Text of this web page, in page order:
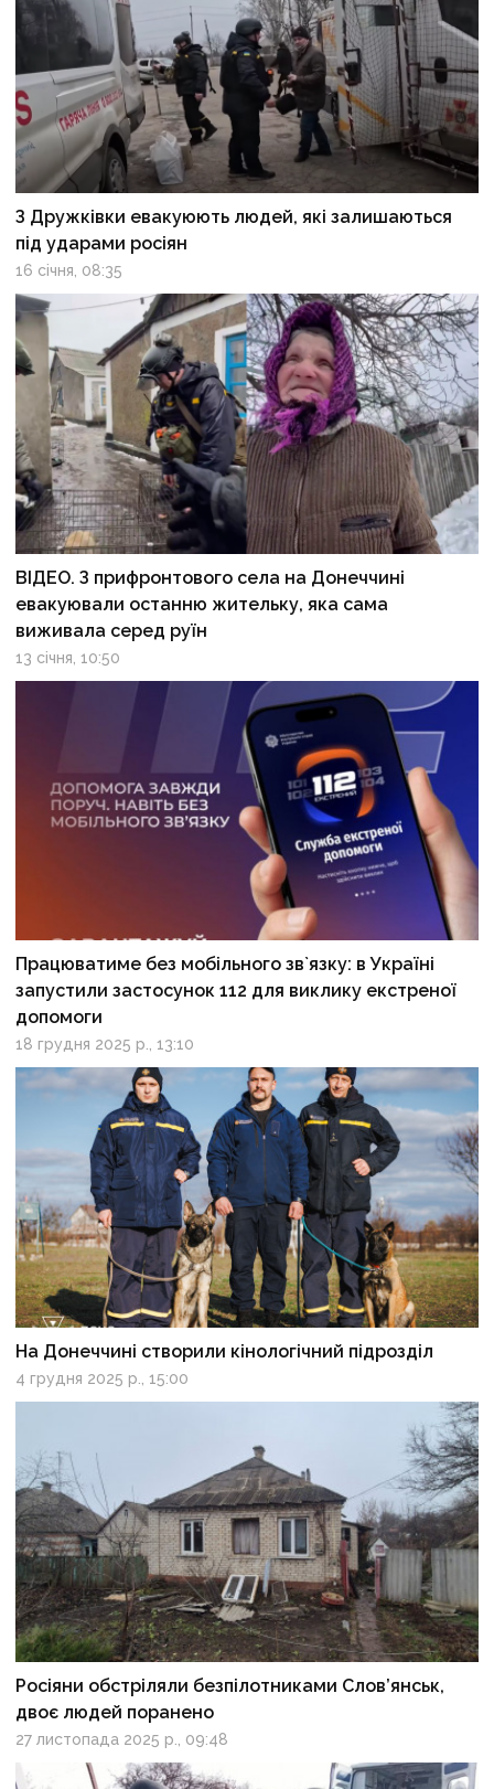
З Дружківки евакуюють людей, які залишаються
під ударами росіян
16 січня, 08:35
ВІДЕО. З прифронтового села на Донеччині
евакуювали останню жительку, яка сама
виживала серед руїн
13 січня, 10:50
Працюватиме без мобільного зв`язку: в Україні
запустили застосунок 112 для виклику екстреної
допомоги
18 грудня 2025 р., 13:10
На Донеччині створили кінологічний підрозділ
4 грудня 2025 р., 15:00
Росіяни обстріляли безпілотниками Слов’янськ,
двоє людей поранено
27 листопада 2025 р., 09:48